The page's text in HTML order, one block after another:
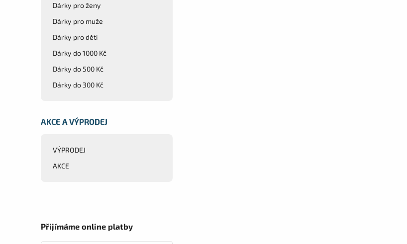
Dárky pro ženy
Dárky pro muže
Dárky pro děti
Dárky do 1000 Kč
Dárky do 500 Kč
Dárky do 300 Kč
AKCE A VÝPRODEJ
VÝPRODEJ
AKCE
Přijímáme online platby